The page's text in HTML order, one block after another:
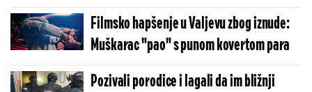
otvarajte - Srbija na udaru prevare!
Filmsko hapšenje u Valjevu zbog iznude:
Muškarac "pao" s punom kovertom para
Pozivali porodice i lagali da im bližnji